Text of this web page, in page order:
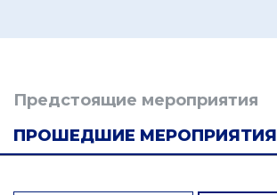
Предстоящие мероприятия
ПРОШЕДШИЕ МЕРОПРИЯТИЯ